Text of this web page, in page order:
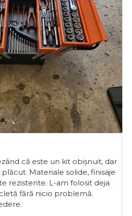
că este un kit obișnuit, dar
Materiale solide, finisaje
rezistente. L-am folosit deja
fără nicio problemă.